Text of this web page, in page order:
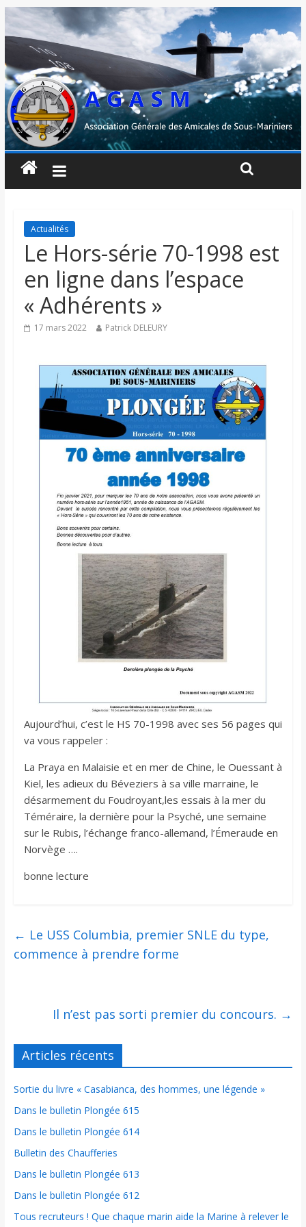
Actualités
Le Hors-série 70-1998 est
en ligne dans l’espace
« Adhérents »
17 mars 2022 Patrick DELEURY
Aujourd’hui, c’est le HS 70-1998 avec ses 56 pages qui
va vous rappeler :
La Praya en Malaisie et en mer de Chine, le Ouessant à
Kiel, les adieux du Béveziers à sa ville marraine, le
désarmement du Foudroyant,les essais à la mer du
Téméraire, la dernière pour la Psyché, une semaine
sur le Rubis, l’échange franco-allemand, l’Émeraude en
Norvège ….
bonne lecture
← Le USS Columbia, premier SNLE du type,
commence à prendre forme
Il n’est pas sorti premier du concours. →
Articles récents
Sortie du livre « Casabianca, des hommes, une légende »
Dans le bulletin Plongée 615
Dans le bulletin Plongée 614
Bulletin des Chaufferies
Dans le bulletin Plongée 613
Dans le bulletin Plongée 612
Tous recruteurs ! Que chaque marin aide la Marine à relever le